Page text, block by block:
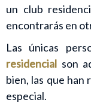
un club
encontrarás en
Las únicas
residencial son
bien, las que han
especial.